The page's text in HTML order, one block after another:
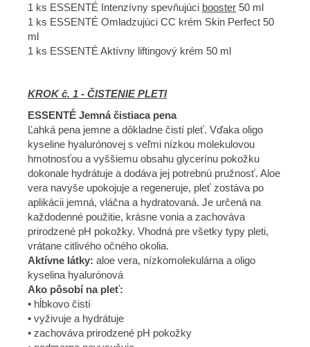
1 ks ESSENTÉ Intenzívny spevňujúci booster 50 ml
1 ks ESSENTÉ Omladzujúci CC krém Skin Perfect 50
ml
1 ks ESSENTÉ Aktívny liftingový krém 50 ml
KROK č. 1 - ČISTENIE PLETI
ESSENTÉ Jemná čistiaca pena
Ľahká pena jemne a dôkladne čistí pleť. Vďaka oligo
kyseline hyalurónovej s veľmi nízkou molekulovou
hmotnosťou a vyššiemu obsahu glycerínu pokožku
dokonale hydrátuje a dodáva jej potrebnú pružnosť. Aloe
vera navyše upokojuje a regeneruje, pleť zostáva po
aplikácii jemná, vláčna a hydratovaná. Je určená na
každodenné použitie, krásne vonia a zachováva
prirodzené pH pokožky. Vhodná pre všetky typy pleti,
vrátane citlivého očného okolia.
Aktívne látky: aloe vera, nízkomolekulárna a oligo
kyselina hyalurónová
Ako pôsobí na pleť:
• hĺbkovo čistí
• vyživuje a hydrátuje
• zachováva prirodzené pH pokožky